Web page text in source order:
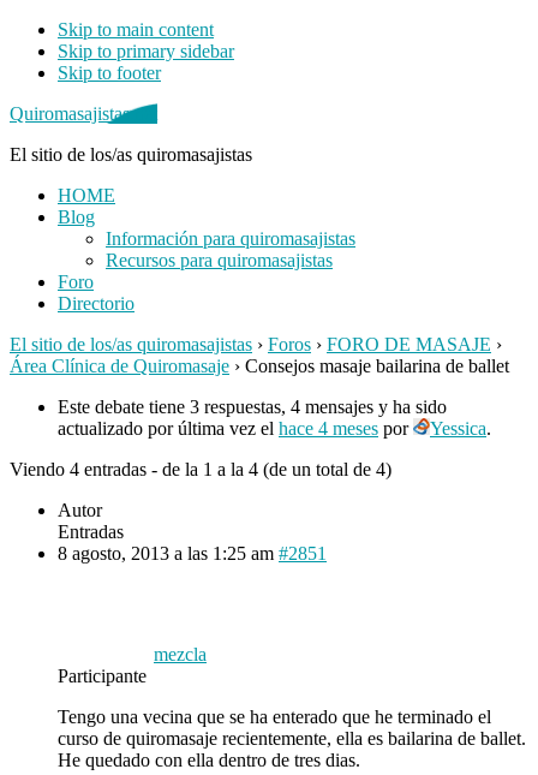
Skip to main content
Skip to primary sidebar
Skip to footer
Quiromasajistas.net
El sitio de los/as quiromasajistas
HOME
Blog
Información para quiromasajistas
Recursos para quiromasajistas
Foro
Directorio
El sitio de los/as quiromasajistas › Foros › FORO DE MASAJE ›
Área Clínica de Quiromasaje › Consejos masaje bailarina de ballet
Este debate tiene 3 respuestas, 4 mensajes y ha sido
actualizado por última vez el hace 4 meses por Yessica.
Viendo 4 entradas - de la 1 a la 4 (de un total de 4)
Autor
Entradas
8 agosto, 2013 a las 1:25 am #2851
mezcla
Participante
Tengo una vecina que se ha enterado que he terminado el
curso de quiromasaje recientemente, ella es bailarina de ballet.
He quedado con ella dentro de tres dias.